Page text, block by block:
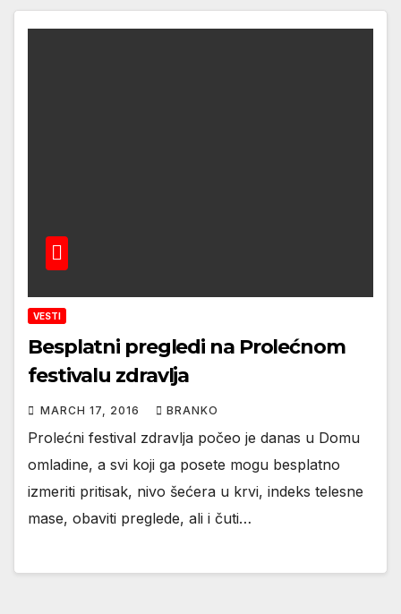
VESTI
Besplatni pregledi na Prolećnom
festivalu zdravlja
MARCH 17, 2016 BRANKO
Prolećni festival zdravlja počeo je danas u Domu
omladine, a svi koji ga posete mogu besplatno
izmeriti pritisak, nivo šećera u krvi, indeks telesne
mase, obaviti preglede, ali i čuti…